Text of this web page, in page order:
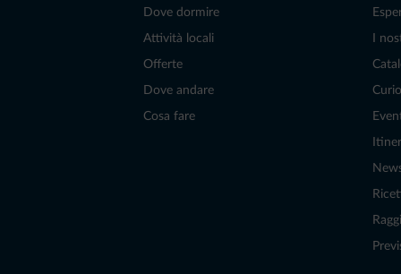
Dove dormire
Attività locali
Offerte
Dove andare
Cosa fare
I